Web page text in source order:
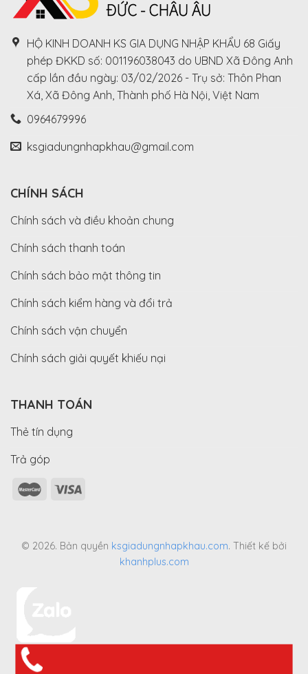
HỘ KINH DOANH KS GIA DỤNG NHẬP KHẨU 68 Giấy
phép ĐKKD số: 001196038043 do UBND Xã Đông Anh
cấp lần đầu ngày: 03/02/2026 - Trụ sở: Thôn Phan
Xá, Xã Đông Anh, Thành phố Hà Nội, Việt Nam
0964679996
ksgiadungnhapkhau@gmail.com
CHÍNH SÁCH
Chính sách và điều khoản chung
Chính sách thanh toán
Chính sách bảo mật thông tin
Chính sách kiểm hàng và đổi trả
Chính sách vận chuyển
Chính sách giải quyết khiếu nại
THANH TOÁN
Thẻ tín dụng
Trả góp
© 2026. Bản quyền ksgiadungnhapkhau.com. Thiết kế bởi
khanhplus.com